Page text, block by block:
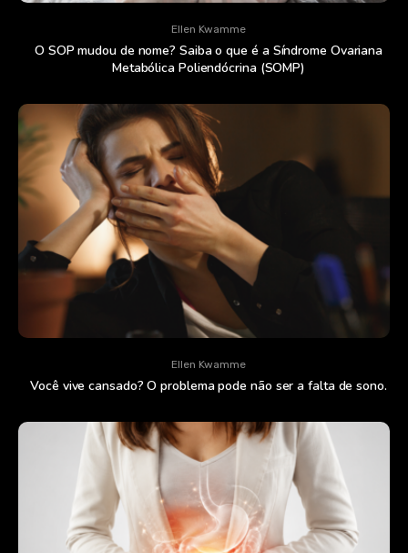
Ellen Kwamme
O SOP mudou de nome? Saiba o que é a Síndrome Ovariana
Metabólica Poliendócrina (SOMP)
Ellen Kwamme
Você vive cansado? O problema pode não ser a falta de sono.